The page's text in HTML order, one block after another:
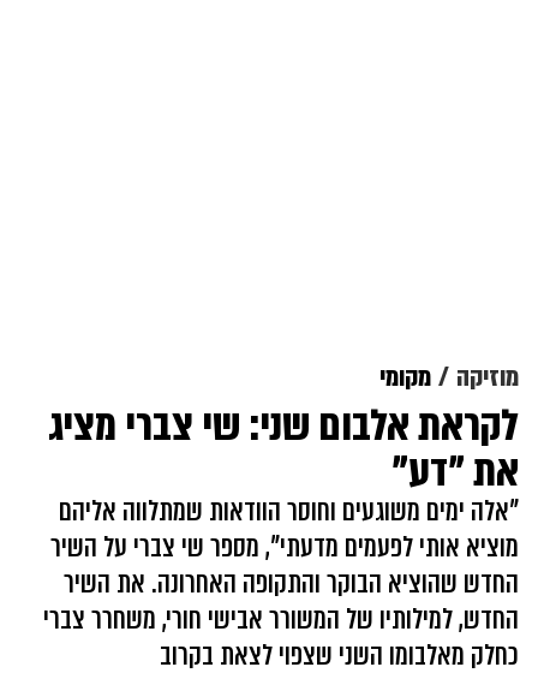
מוזיקה מקומי
לקראת אלבום שני: שי צברי מציג
את "דע"
"אלה ימים משוגעים וחוסר הוודאות שמתלווה אליהם
מוציא אותי לפעמים מדעתי", מספר שי צברי על השיר
החדש שהוציא הבוקר והתקופה האחרונה. את השיר
החדש, למילותיו של המשורר אבישי חורי, משחרר צברי
כחלק מאלבומו השני שצפוי לצאת בקרוב